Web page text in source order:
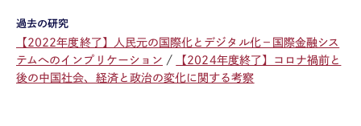
過去の研究
【2022年度終了】人民元の国際化とデジタル化－国際金融シス
テムへのインプリケーション
【2024年度終了】コロナ禍前と
後の中国社会、経済と政治の変化に関する考察